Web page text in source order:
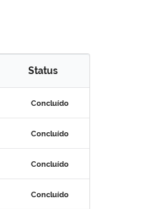
Status
Concluído
Concluído
Concluído
Concluído